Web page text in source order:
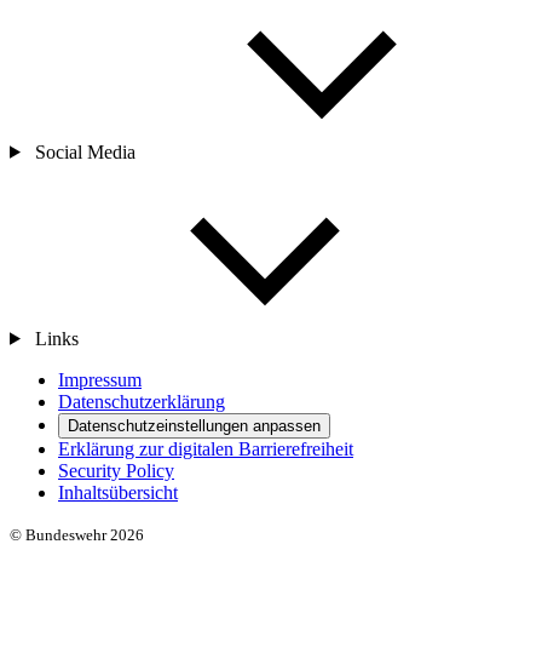
Social Media
Links
Impressum
Datenschutzerklärung
Datenschutzeinstellungen anpassen
Erklärung zur digitalen Barrierefreiheit
Security Policy
Inhaltsübersicht
© Bundeswehr 2026